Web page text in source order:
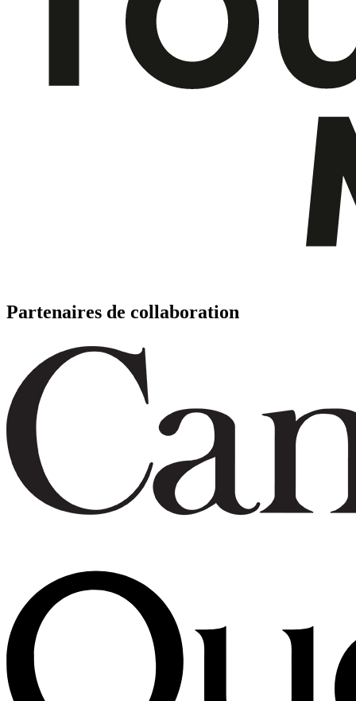
Partenaires de collaboration